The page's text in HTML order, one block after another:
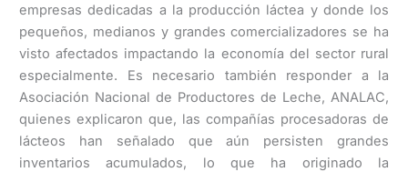
empresas dedicadas a la producción láctea y donde los
pequeños, medianos y grandes comercializadores se ha
visto afectados impactando la economía del sector rural
especialmente. Es necesario también responder a la
Asociación Nacional de Productores de Leche, ANALAC,
quienes explicaron que, las compañías procesadoras de
lácteos han señalado que aún persisten grandes
inventarios acumulados, lo que ha originado la